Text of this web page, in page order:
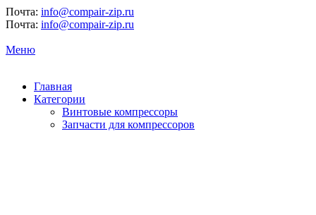
Почта: info@compair-zip.ru
Почта: info@compair-zip.ru
Меню
Главная
Категории
Винтовые компрессоры
Запчасти для компрессоров